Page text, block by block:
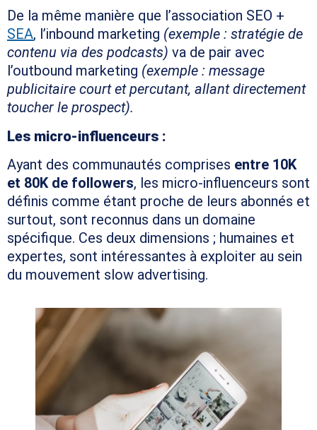
De la même manière que l’association SEO +
SEA, l’inbound marketing (exemple : stratégie de
contenu via des podcasts) va de pair avec
l’outbound marketing (exemple : message
publicitaire court et percutant, allant directement
toucher le prospect).
Les micro-influenceurs :
Ayant des communautés comprises entre 10K
et 80K de followers, les micro-influenceurs sont
définis comme étant proche de leurs abonnés et
surtout, sont reconnus dans un domaine
spécifique. Ces deux dimensions ; humaines et
expertes, sont intéressantes à exploiter au sein
du mouvement slow advertising.